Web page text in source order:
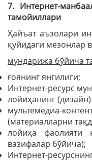
7. Интернет-
тамойиллари
Ҳайъат аъзолари
қуйидаги мезонлар
мундарижа бўйича
ғоянинг янгилиги;
Интернет-ресурс
лойиҳанинг
мультемедиа-
(материалларни
лойиҳа фаолияти
вазифалар бўйича);
Интернет-